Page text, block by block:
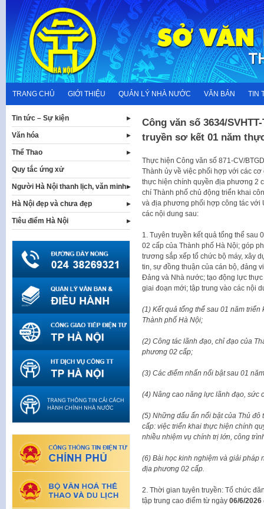
content
TRANG CHỦ GIỚI THIỆU QUẢN LÝ NHÀ NƯỚC VĂN BẢN TIN
Công văn số 3634/
truyền sơ kết 01 năm
Thực hiện Công văn số 871-CV/
Thành ủy về việc phối hợp với các
thực hiện chính quyền địa phương 2
chí Thành phố chủ động triển khai
và địa phương phối hợp công tác với
các nội dung sau:
1. Tuyên truyền kết quả tổng thể
02 cấp của Thành phố Hà Nội; góp
trương sắp xếp tổ chức bộ máy, xây
tin, sự đồng thuận của cán bộ, đảng
Đảng và Nhà nước; tạo động lực
giai đoạn mới; tập trung vào các nội
(1) Kết quả tổng thể sau 01 năm
Thành phố Hà Nội;
(2) Công tác lãnh đạo, chỉ đạo của
phương 02 cấp;
(3) Các điểm nhấn nổi bật sau 01
(4) Nâng cao năng lực lãnh đạo, sức
(5) Những dấu ấn nổi bật của Thủ
cấp: việc triển khai thực hiện chính
nhiều nhiệm vụ chính trị lớn, công
(6) Bài học kinh nghiệm và giải pháp
địa phương 02 cấp.
2. Thời gian tuyên truyền: Tổ chức
tập trung cao điểm từ ngày 06/6/2026
Tin tức – Sự kiện
Văn hóa
Thể Thao
Quy tắc ứng xử
Người Hà Nội thanh lịch, văn minh
Hà Nội đẹp và chưa đẹp
Tiêu điểm Hà Nội